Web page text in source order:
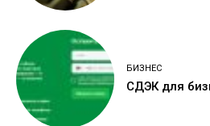
БИЗНЕС
СДЭК для